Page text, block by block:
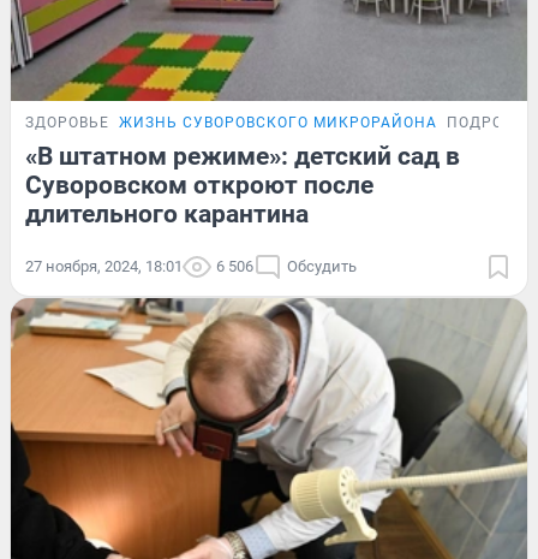
ЗДОРОВЬЕ ЖИЗНЬ СУВОРОВСКОГО МИКРОРАЙОНА
«В штатном режиме»: детский сад в
Суворовском откроют после
длительного карантина
27 ноября, 2024, 18:01 6 506 Обсудить